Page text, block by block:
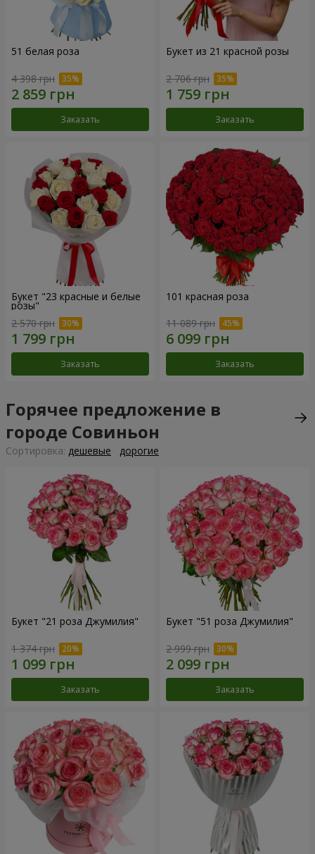
51 белая роза
4 398 грн
Заказать
Букет из 21 красной розы
2 706 грн
Заказать
Букет "23 красные и белые
розы"
2 570 грн
Заказать
101 красная роза
11 089 грн
Заказать
Горячее предложение в
городе Совиньон
Cортировка: дешевые дорогие
Букет "21 роза Джумилия"
1 374 грн
Заказать
Букет "51 роза Джумилия"
2 999 грн
Заказать